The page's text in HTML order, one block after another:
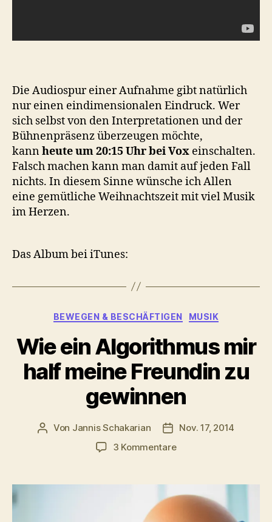
Die Audiospur einer Aufnahme gibt natürlich
nur einen eindimensionalen Eindruck. Wer
sich selbst von den Interpretationen und der
Bühnenpräsenz überzeugen möchte,
kannheute um 20:15 Uhr bei Vox einschalten.
Falsch machen kann man damit auf jeden Fall
nichts. In diesem Sinne wünsche ich Allen
eine gemütliche Weihnachtszeit mit viel Musik
im Herzen.
Das Album bei iTunes:
Kategorien
BEWEGEN & BESCHÄFTIGEN MUSIK
Wie ein Algorithmus mir
half meine Freundin zu
gewinnen
Beitragsautor
Von Jannis Schakarian
Nov. 17, 2014
3 Kommentarezu
Algorithmus
mir